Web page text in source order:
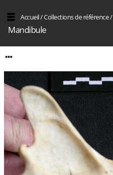
Accueil/Collections de référence/
Mandibule